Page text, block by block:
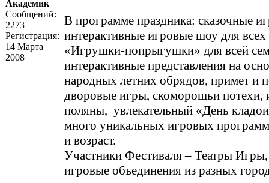
Академик
Сообщений:
2273
Регистрация:
14 Марта
2008
В программе праздника: сказочные
интерактивные игровые шоу для всех
«Игрушки-попрыгушки» для всей
интерактивные представления на
народных летних обрядов, примет и
дворовые игры, скоморошьи потехи,
поляны, увлекательный «День
много уникальных игровых
и возраст.
Участники Фестиваля – Театры Игры,
игровые объединения из разных